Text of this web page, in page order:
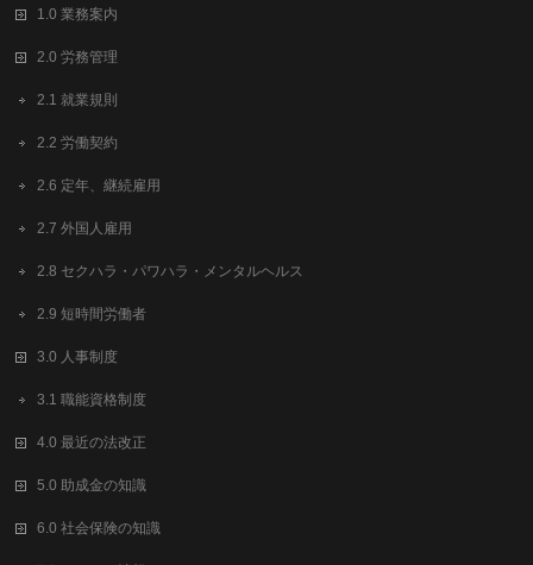
1.0 業務案内
2.0 労務管理
2.1 就業規則
2.2 労働契約
2.6 定年、継続雇用
2.7 外国人雇用
2.8 セクハラ・パワハラ・メンタルヘルス
2.9 短時間労働者
3.0 人事制度
3.1 職能資格制度
4.0 最近の法改正
5.0 助成金の知識
6.0 社会保険の知識